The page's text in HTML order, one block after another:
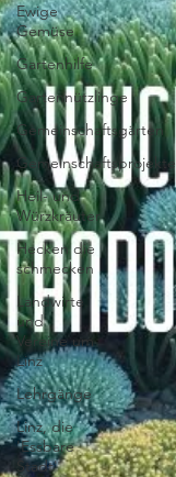
Ewige
Gemüse
Gartenhilfe
Gartennützlinge
Gemeinschaftsgärten
Gemeinschaftsprojekte
Heil- und
Würzkräuter
Hecken die
schmecken
Landwirte
und
Vereine um
Linz
Lehrgänge
Linz, die
'Essbare
Stadt'